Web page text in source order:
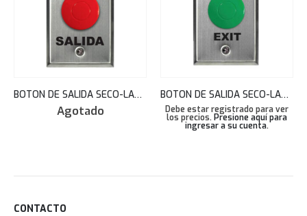
BOTON DE SALIDA SECO-LARM ROJO HONGO SPDT SD-7201RCPE1Q
Agotado
BOTON DE SALIDA SECO-LARM VERDE SPDT ENFORCER SD-7201GC-PEQ
Debe estar registrado para ver
los precios. Presione aquí para
ingresar a su cuenta.
CONTACTO